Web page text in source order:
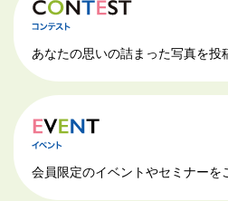
あなたの思いの詰まった写真を投
会員限定のイベントやセミナーを